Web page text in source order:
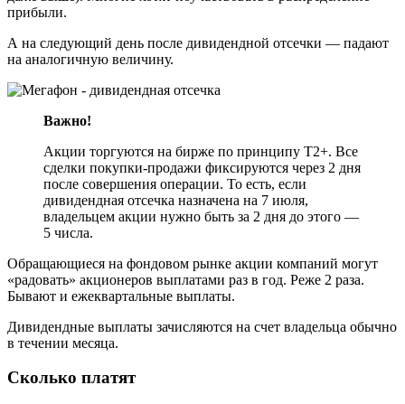
прибыли.
А на следующий день после дивидендной отсечки — падают
на аналогичную величину.
Важно!
Акции торгуются на бирже по принципу Т2+. Все
сделки покупки-продажи фиксируются через 2 дня
после совершения операции. То есть, если
дивидендная отсечка назначена на 7 июля,
владельцем акции нужно быть за 2 дня до этого —
5 числа.
Обращающиеся на фондовом рынке акции компаний могут
«радовать» акционеров выплатами раз в год. Реже 2 раза.
Бывают и ежеквартальные выплаты.
Дивидендные выплаты зачисляются на счет владельца обычно
в течении месяца.
Сколько платят